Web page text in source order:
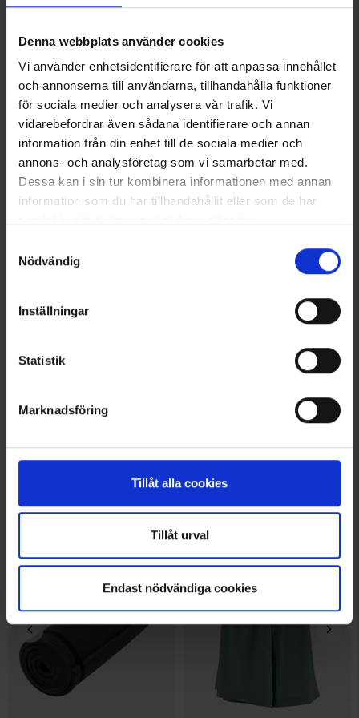
Denna webbplats använder cookies
Vi använder enhetsidentifierare för att anpassa innehållet
och annonserna till användarna, tillhandahålla funktioner
för sociala medier och analysera vår trafik. Vi
vidarebefordrar även sådana identifierare och annan
information från din enhet till de sociala medier och
annons- och analysföretag som vi samarbetar med.
Dessa kan i sin tur kombinera informationen med annan
information som du har tillhandahållit eller som de har
Nödvändig
Inställningar
Statistik
Marknadsföring
Tillåt alla cookies
Tillåt urval
Endast nödvändiga cookies
Reflex Geschirr Erwachsener
Ab5,95 €
Pilzmesser
Ab4,95 €
Speras
7291
19,95 €
Speras B47S-1 Stirnlampe
7292
29 €
Andere kauften auch